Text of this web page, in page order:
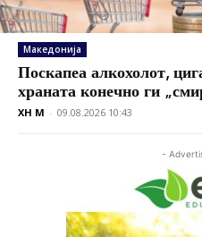
Македонија
Поскапеа алкохолот,
храната конечно ги
XH M - 09.08.2026 10:43
-